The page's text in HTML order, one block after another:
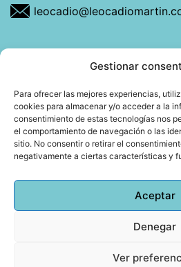
Gestionar
Para ofrecer las mejores experiencias,
cookies para almacenar y/o acceder a la
consentimiento de estas tecnologías nos
el comportamiento de navegación o las
sitio. No consentir o retirar el
negativamente a ciertas características y
Aceptar
Denegar
Ver
Descubre más sobre mí
Mi libro: La felicidad: qué
Blog: Reflexiones que
Agendar cita
Leocadio Martín |